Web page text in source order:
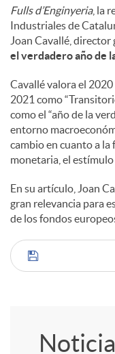
i
a
l
e
s
Fulls d’Enginyeria, la
Industriales de
Joan Cavallé, director
el verdadero año de
Cavallé valora el 2020
2021 como
como el “año de la
entorno
cambio en cuanto a la
monetaria, el estímulo
En su artículo, Joan
gran relevancia para
de los fondos
C